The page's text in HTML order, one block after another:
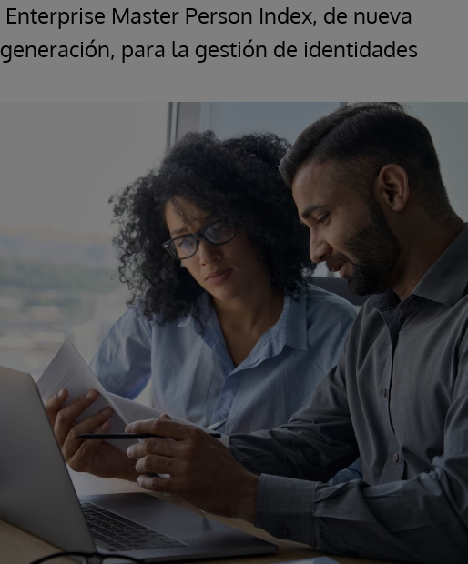
Enterprise Master Person Index, de nueva
generación, para la gestión de identidades